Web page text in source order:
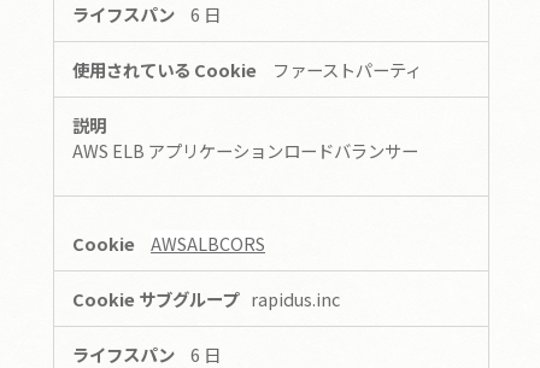
な
Cookie
6 日
ファーストパーティ
AWS ELB アプリケーションロードバランサー
AWSALBCORS
rapidus.inc
6 日